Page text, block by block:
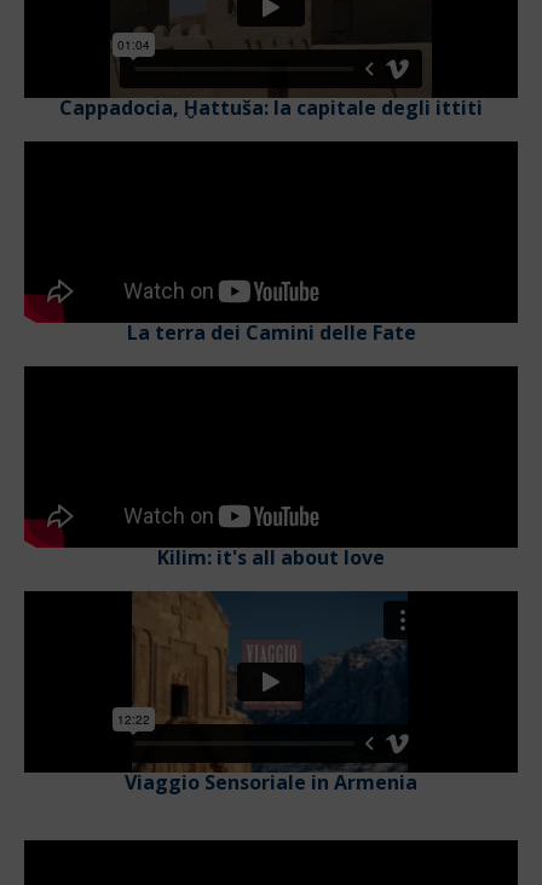
Cappadocia, Ḫattuša: la capitale degli ittiti
La terra dei Camini delle Fate
Kilim: it's all about love
Viaggio Sensoriale in Armenia